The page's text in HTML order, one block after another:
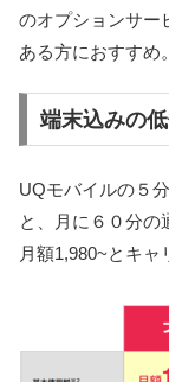
のオプションサー
ある方におすすめ。
端末込みの
UQモバイルの ５
と、月に６０分の
月額1,980~とキャ